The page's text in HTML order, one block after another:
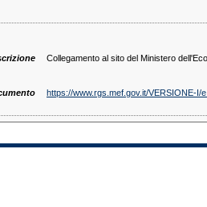
Collegamento al sito del Ministero
https://www.rgs.mef.gov.it/VERSIONE-I/